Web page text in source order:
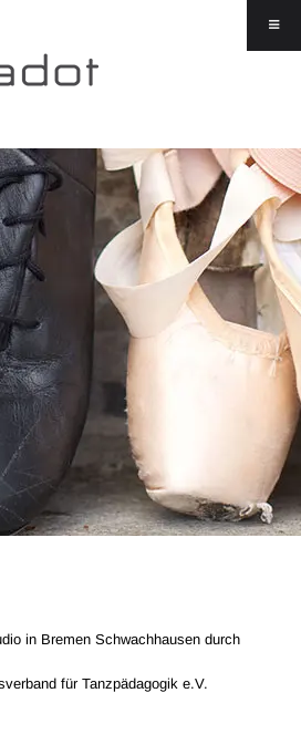
in Bremen Schwachhausen durch
für Tanzpädagogik e.V.